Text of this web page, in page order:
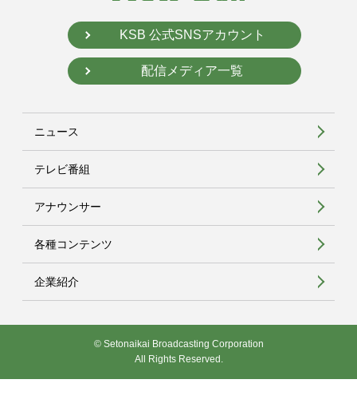
KSB 公式SNSアカウント
配信メディア一覧
ニュース
テレビ番組
アナウンサー
各種コンテンツ
企業紹介
© Setonaikai Broadcasting Corporation
All Rights Reserved.